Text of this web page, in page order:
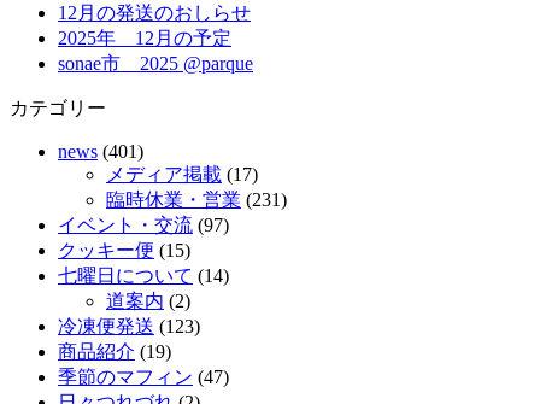
12月の発送のおしらせ
2025年 12月の予定
sonae市 2025 @parque
カテゴリー
news (401)
メディア掲載 (17)
臨時休業・営業 (231)
イベント・交流 (97)
クッキー便 (15)
七曜日について (14)
道案内 (2)
冷凍便発送 (123)
商品紹介 (19)
季節のマフィン (47)